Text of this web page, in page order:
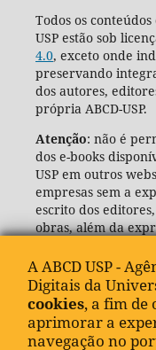
Todos os
USP estão sob
4.0, exceto onde
preservando
dos autores,
própria ABCD-USP.
Atenção: não é
dos e-books
USP em outros
empresas sem a
escrito dos
obras, além da
(ABCD-USP).
A ABCD USP -
Digitais da
cookies, a fim de
aprimorar a
navegação no